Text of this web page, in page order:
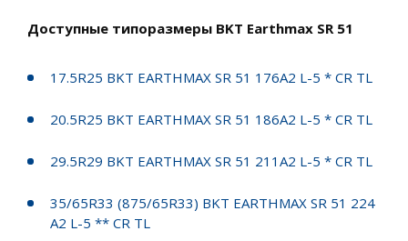
Доступные типоразмеры BKT Earthmax SR 51
17.5R25 BKT EARTHMAX SR 51 176A2 L-5 * CR TL
20.5R25 BKT EARTHMAX SR 51 186A2 L-5 * CR TL
29.5R29 BKT EARTHMAX SR 51 211A2 L-5 * CR TL
35/65R33 (875/65R33) BKT EARTHMAX SR 51 224
A2 L-5 ** CR TL